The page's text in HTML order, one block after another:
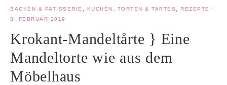
BACKEN & PATISSERIE, KUCHEN, TORTEN & TARTES, REZEPTE
·
3. FEBRUAR 2019
Krokant-Mandeltårte } Eine
Mandeltorte wie aus dem
Möbelhaus